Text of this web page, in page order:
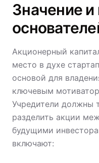
Значение и
Акционерный
место в духе
основой для
ключевым
Учредители должны
разделить акции
будущими
включают: